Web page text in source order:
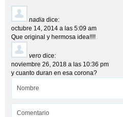
nadia dice:
octubre 14, 2014 a las 5:09 am
Que original y hermosa idea!!!!
vero dice:
noviembre 26, 2018 a las 10:36 pm
y cuanto duran en esa corona?